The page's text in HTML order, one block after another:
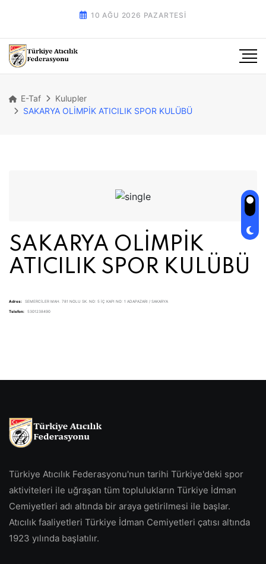
10 AĞU 2026 PAZARTESI
E-Taf
Kulupler
SAKARYA OLİMPİK ATICILIK SPOR KULÜBÜ
SAKARYA OLİMPİK
ATICILIK SPOR KULÜBÜ
Adres: SEMERCİLER MAH. 781 NOLU SK. NO: 5 İÇ KAPI NO: 1 ADAPAZARI / SAKARYA
Telefon: 5301238490
Türkiye Atıcılık Federasyonu'nun tarihi Türkiye'deki spor
aktiviteleri ile uğraşan tüm toplulukların Türkiye İdman
Cemiyetleri adı altında bir araya getirilmesi ile başlar.
Atıcılık faaliyetleri Türkiye İdman Cemiyetleri çatısı altında
1923 yılında başlatılır.